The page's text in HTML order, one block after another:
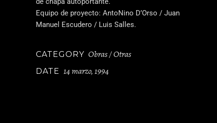
Equipo de proyecto: AntoNino D’Orso / Juan
Manuel Escudero / Luis Salles.
CATEGORY Obras / Otras
DATE 14 marzo, 1994